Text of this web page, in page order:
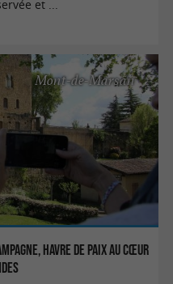
et ...
havre de paix au cœur
Mont-de-Marsan